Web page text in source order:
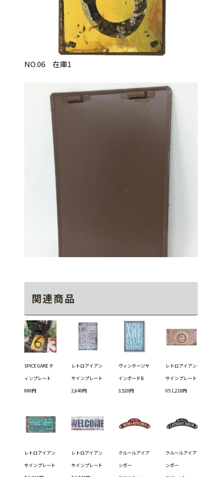
NO.06 在庫1
関連商品
SPICE GARE テ
ィンプレート
990円
レトロアイアン
サインプレート
2,640円
ヴィンテージサ
インボードB
3,520円
レトロアイアン
サインプレート
05 1,210円
レトロアイアン
サインプレート
レトロアイアン
サインプレート
クルールアイア
ンボー
クルールアイア
ンボー